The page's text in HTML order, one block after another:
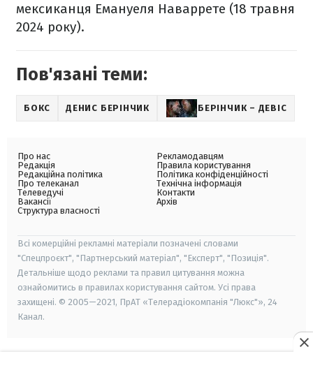
мексиканця Емануеля Наваррете (18 травня
2024 року).
Пов'язані теми:
БОКС ДЕНИС БЕРІНЧИК БЕРІНЧИК – ДЕВІС
Про нас
Редакція
Редакційна політика
Про телеканал
Телеведучі
Вакансії
Структура власності
Рекламодавцям
Правила користування
Політика конфіденційності
Технічна інформація
Контакти
Архів
Всі комерційні рекламні матеріали позначені словами
"Спецпроєкт", "Партнерський матеріал", "Експерт", "Позиція".
Детальніше щодо реклами та правил цитування можна
ознайомитись в правилах користування сайтом. Усі права
захищені. © 2005—2021, ПрАТ «Телерадіокомпанія "Люкс"», 24
Канал.